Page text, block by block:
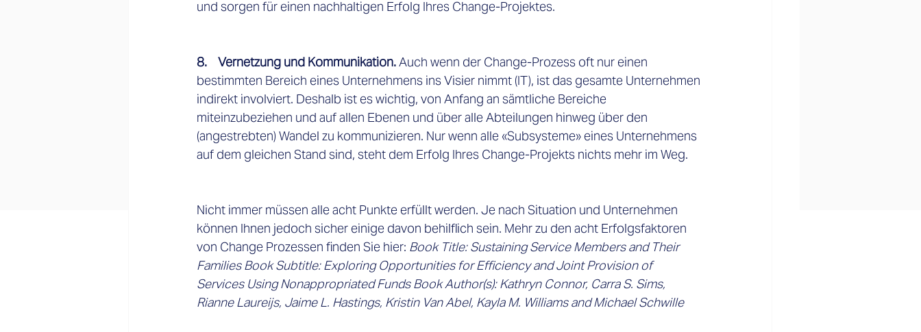
und sorgen für einen nachhaltigen Erfolg Ihres Change-Projektes.
8.    Vernetzung und Kommunikation. Auch wenn der Change-Prozess oft nur einen
bestimmten Bereich eines Unternehmens ins Visier nimmt (IT), ist das gesamte Unternehmen
indirekt involviert. Deshalb ist es wichtig, von Anfang an sämtliche Bereiche
miteinzubeziehen und auf allen Ebenen und über alle Abteilungen hinweg über den
(angestrebten) Wandel zu kommunizieren. Nur wenn alle «Subsysteme» eines Unternehmens
auf dem gleichen Stand sind, steht dem Erfolg Ihres Change-Projekts nichts mehr im Weg.
Nicht immer müssen alle acht Punkte erfüllt werden. Je nach Situation und Unternehmen
können Ihnen jedoch sicher einige davon behilflich sein. Mehr zu den acht Erfolgsfaktoren
von Change Prozessen finden Sie hier: Book Title: Sustaining Service Members and Their
Families Book Subtitle: Exploring Opportunities for Efficiency and Joint Provision of
Services Using Nonappropriated Funds Book Author(s): Kathryn Connor, Carra S. Sims,
Rianne Laureijs, Jaime L. Hastings, Kristin Van Abel, Kayla M. Williams and Michael Schwille